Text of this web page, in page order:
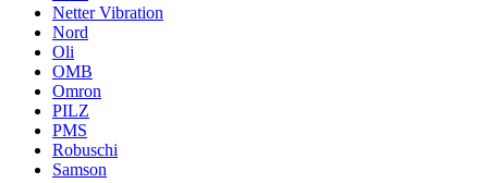
Netter Vibration
Nord
Oli
OMB
Omron
PILZ
PMS
Robuschi
Samson